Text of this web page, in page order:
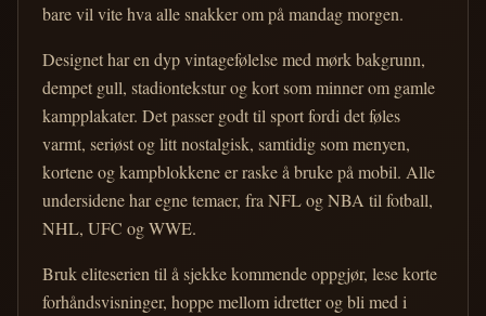
bare vil vite hva alle snakker om på mandag morgen.
Designet har en dyp vintagefølelse med mørk bakgrunn,
dempet gull, stadiontekstur og kort som minner om gamle
kampplakater. Det passer godt til sport fordi det føles
varmt, seriøst og litt nostalgisk, samtidig som menyen,
kortene og kampblokkene er raske å bruke på mobil. Alle
undersidene har egne temaer, fra NFL og NBA til fotball,
NHL, UFC og WWE.
Bruk eliteserien til å sjekke kommende oppgjør, lese korte
forhåndsvisninger, hoppe mellom idretter og bli med i